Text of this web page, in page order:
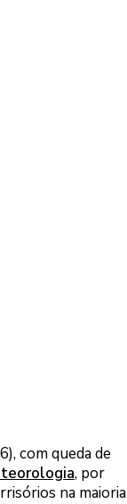
com queda de
, por
na maioria